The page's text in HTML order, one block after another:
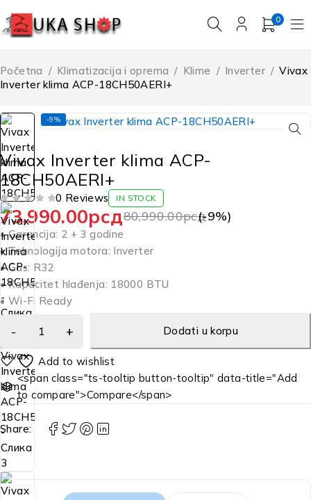
0
Početna / Klimatizacija i oprema / Klime / Inverter / Vivax
Inverter klima ACP-18CH50AERI+
-9%
Vivax Inverter klima ACP-
18CH50AERI+
0 Reviews IN STOCK
80,990.00рсд
73,990.00рсд (-9%)
• Garancija: 2 + 3 godine
• Tehnologija motora: Inverter
• Gas: R32
• Kapacitet hlađenja: 18000 BTU
• Wi-Fi Ready
Dodati u korpu
<span class="ts-tooltip button-tooltip" data-title="Add
to compare">Compare</span>
Share: